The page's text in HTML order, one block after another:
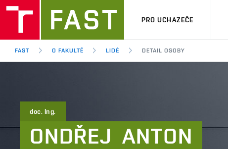
PRO UCHAZEČE
FAST O FAKULTĚ LIDÉ DETAIL OSOBY
doc. Ing.
ONDŘEJ ANTON